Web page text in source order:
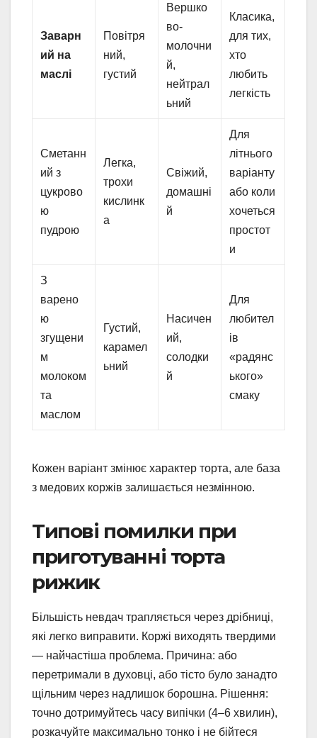
Заварн
ий на
маслі
Повітря
ний,
густий
Вершко
во-
молочни
й,
нейтрал
ьний
Класика,
для тих,
хто
любить
легкість
Сметанн
ий з
цукрово
ю
пудрою
Легка,
трохи
кислинк
а
Свіжий,
домашні
й
Для
літнього
варіанту
або коли
хочеться
простот
и
З
варено
ю
згущени
м
молоком
та
маслом
Густий,
карамел
ьний
Насичен
ий,
солодки
й
Для
любител
ів
«радянс
ького»
смаку
Кожен варіант змінює характер торта, але база
з медових коржів залишається незмінною.
Типові помилки при
приготуванні торта
рижик
Більшість невдач трапляється через дрібниці,
які легко виправити. Коржі виходять твердими
— найчастіша проблема. Причина: або
перетримали в духовці, або тісто було занадто
щільним через надлишок борошна. Рішення:
точно дотримуйтесь часу випічки (4–6 хвилин),
розкачуйте максимально тонко і не бійтеся